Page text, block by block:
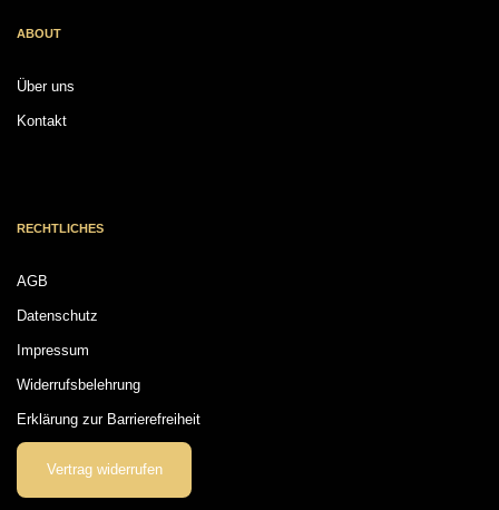
ABOUT
Über uns
Kontakt
RECHTLICHES
AGB
Datenschutz
Impressum
Widerrufsbelehrung
Erklärung zur Barrierefreiheit
Vertrag widerrufen